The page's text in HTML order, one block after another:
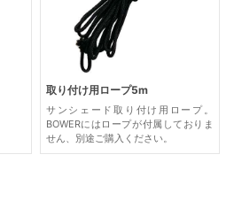
取り付け用ロープ5m
サンシェード取り付け用ロープ。
BOWERにはロープが付属しておりま
せん、別途ご購入ください。